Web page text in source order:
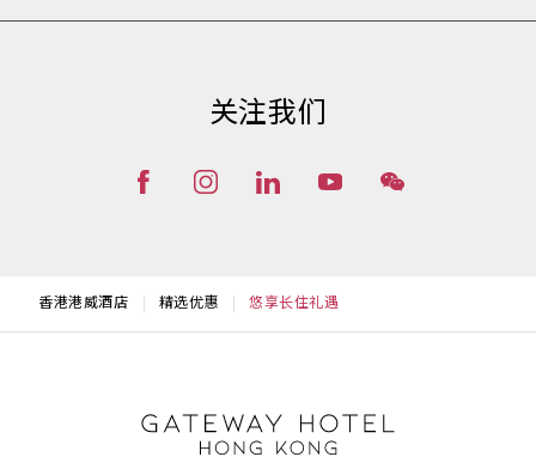
关注我们
香港港威酒店 精选优惠 悠享长住礼遇